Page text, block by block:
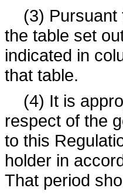
(3)
the table set
indicated in
that table.
(4) It is
respect of the
to this
holder in
That period